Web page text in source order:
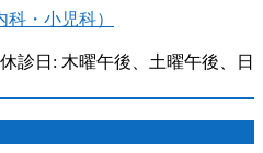
・小児科）
診日: 木曜午後、土曜午後、日